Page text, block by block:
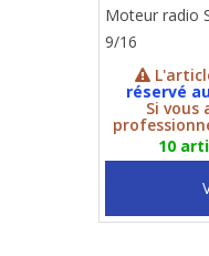
Moteur radio
9/16
réservé
Si vous
10